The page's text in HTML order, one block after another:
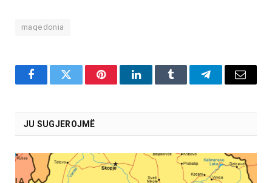
maqedonia
FacebookTwitter PinterestLinkedInTumblr TelegramEmail
JU SUGJEROJMË